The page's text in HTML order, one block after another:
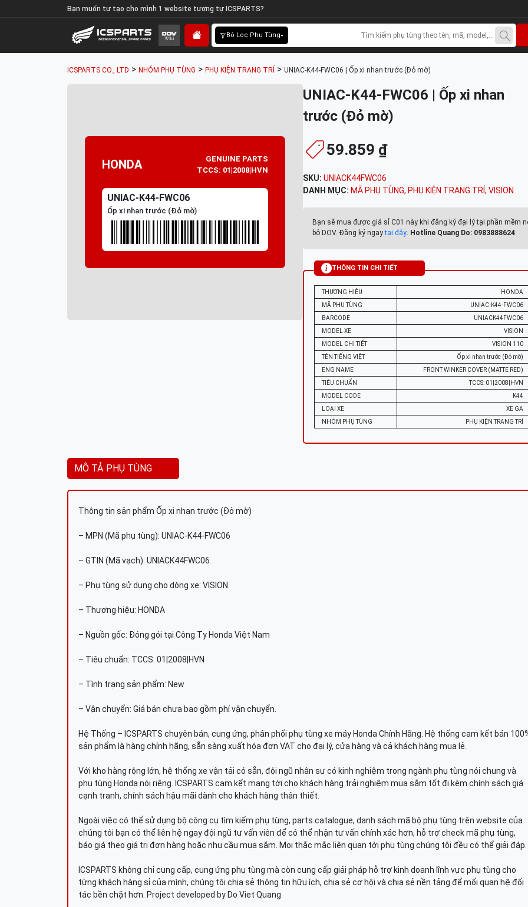
Bạn muốn tự tạo cho mình 1 website tương tự ICSPARTS?
Bộ Lọc Phụ Tùng
ICSPARTS CO., LTD > NHÓM PHỤ TÙNG > PHỤ KIỆN TRANG TRÍ > UNIAC-K44-FWC06 | Ốp xi nhan trước (Đỏ mờ)
HONDA
GENUINE PARTS
TCCS: 01|2008|HVN
UNIAC-K44-FWC06
Ốp xi nhan trước (Đỏ mờ)
UNIAC-K44-FWC06 | Ốp xi nhan
trước (Đỏ mờ)
59.859 ₫
SKU: UNIACK44FWC06
DANH MỤC: MÃ PHỤ TÙNG, PHỤ KIỆN TRANG TRÍ , VISION
Bạn sẽ mua được giá sỉ C01 này khi đăng ký đại lý tại phần mềm
bộ DOV. Đăng ký ngaytại đây. Hotline Quang Do: 0983888624
THÔNG TIN CHI TIẾT
THƯƠNG HIỆU
HONDA
MÃ PHỤ TÙNG
UNIAC-K44-FWC06
BARCODE
UNIACK44FWC06
MODEL XE
VISION
MODEL CHI TIẾT
VISION 110
TÊN TIẾNG VIỆT
Ốp xi nhan trước (Đỏ mờ)
ENG NAME
FRONT WINKER COVER (MATTE RED)
TIÊU CHUẨN
TCCS: 01|2008|HVN
MODEL CODE
K44
LOẠI XE
XE GA
NHÓM PHỤ TÙNG
PHỤ KIỆN TRANG TRÍ
MÔ TẢ PHỤ TÙNG
Thông tin sản phẩm Ốp xi nhan trước (Đỏ mờ)
– MPN (Mã phụ tùng): UNIAC-K44-FWC06
– GTIN (Mã vạch): UNIACK44FWC06
– Phụ tùng sử dụng cho dòng xe: VISION
– Thương hiệu: HONDA
– Nguồn gốc: Đóng gói tại Công Ty Honda Việt Nam
– Tiêu chuẩn: TCCS: 01|2008|HVN
– Tình trạng sản phẩm: New
– Vận chuyển: Giá bán chưa bao gồm phí vận chuyển.
Hệ Thống – ICSPARTS chuyên bán, cung ứng, phân phối phụ tùng xe máy Honda Chính Hãng. Hệ thống cam kết bán
sản phẩm là hàng chính hãng, sẵn sàng xuất hóa đơn VAT cho đại lý, cửa hàng và cả khách hàng mua lẻ.
Với kho hàng rộng lớn, hệ thống xe vận tải có sẵn, đội ngũ nhân sự có kinh nghiệm trong ngành phụ tùng nói chung và
phụ tùng Honda nói riêng. ICSPARTS cam kết mang tới cho khách hàng trải nghiệm mua sắm tốt đi kèm chính sách giá
cạnh tranh, chính sách hậu mãi dành cho khách hàng thân thiết.
Ngoài việc có thể sử dụng bộ công cụ tìm kiếm phụ tùng, parts catalogue, danh sách mã bộ phụ tùng trên website của
chúng tôi bạn có thể liên hệ ngay đội ngũ tư vấn viên để có thể nhận tư vấn chính xác hơn, hỗ trợ check mã phụ tùng,
báo giá theo giá trị đơn hàng hoặc nhu cầu mua sắm. Mọi thắc mắc liên quan tới phụ tùng chúng tôi đều có thể giải đáp.
ICSPARTS không chỉ cung cấp, cung ứng phụ tùng mà còn cung cấp giải pháp hỗ trợ kinh doanh lĩnh vực phụ tùng cho
từng khách hàng sỉ của mình, chúng tôi chia sẻ thông tin hữu ích, chia sẻ cơ hội và chia sẻ nền tảng để mối quan hệ đối
tác bền chặt hơn. Project developed by Do Viet Quang